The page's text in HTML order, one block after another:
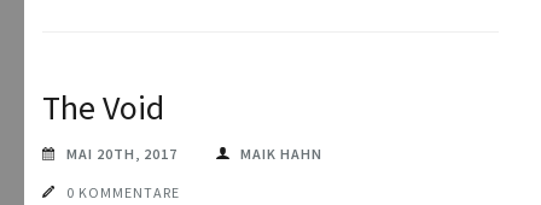
The Void
MAI 20TH, 2017 MAIK HAHN
0 KOMMENTARE